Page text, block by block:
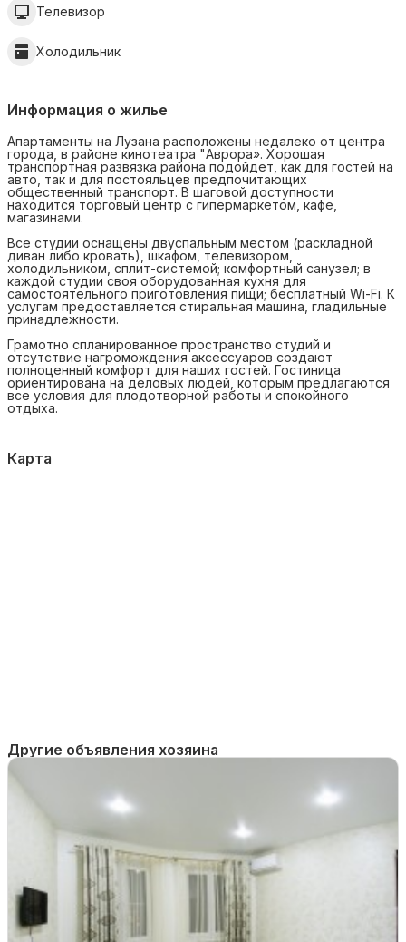
Телевизор
Холодильник
Информация о жилье
Апартаменты на Лузана расположены недалеко от центра
города, в районе кинотеатра "Аврора». Хорошая
транспортная развязка района подойдет, как для гостей на
авто, так и для постояльцев предпочитающих
общественный транспорт. В шаговой доступности
находится торговый центр с гипермаркетом, кафе,
магазинами.
Все студии оснащены двуспальным местом (раскладной
диван либо кровать), шкафом, телевизором,
холодильником, сплит-системой; комфортный санузел; в
каждой студии своя оборудованная кухня для
самостоятельного приготовления пищи; бесплатный Wi-Fi. К
услугам предоставляется стиральная машина, гладильные
принадлежности.
Грамотно спланированное пространство студий и
отсутствие нагромождения аксессуаров создают
полноценный комфорт для наших гостей. Гостиница
ориентирована на деловых людей, которым предлагаются
все условия для плодотворной работы и спокойного
отдыха.
Карта
Другие объявления хозяина